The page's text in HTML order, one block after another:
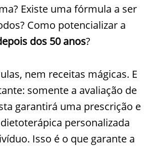
Existe uma fórmula a ser
Como potencializar a
dos 50 anos?
nem receitas mágicas. E
somente a avaliação de
garantirá uma prescrição e
personalizada
Isso é o que garante a